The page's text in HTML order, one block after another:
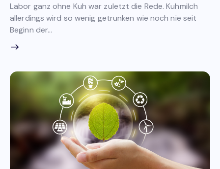
Labor ganz ohne Kuh war zuletzt die Rede. Kuhmilch
allerdings wird so wenig getrunken wie noch nie seit
Beginn der…